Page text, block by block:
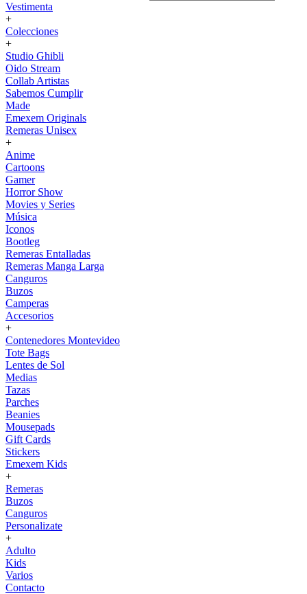
Vestimenta
+
Colecciones
+
Studio Ghibli
Oido Stream
Collab Artistas
Sabemos Cumplir
Made
Emexem Originals
Remeras Unisex
+
Anime
Cartoons
Gamer
Horror Show
Movies y Series
Música
Iconos
Bootleg
Remeras Entalladas
Remeras Manga Larga
Canguros
Buzos
Camperas
Accesorios
+
Contenedores Montevideo
Tote Bags
Lentes de Sol
Medias
Tazas
Parches
Beanies
Mousepads
Gift Cards
Stickers
Emexem Kids
+
Remeras
Buzos
Canguros
Personalizate
+
Adulto
Kids
Varios
Contacto